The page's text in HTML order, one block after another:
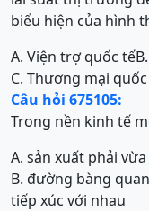
biểu hiện của hình
A. Viện trợ quốc tế
C. Thương mại
Câu hỏi 675105:
Trong nền kinh tế
A. sản xuất phải
B. đường bàng
tiếp xúc với nhau